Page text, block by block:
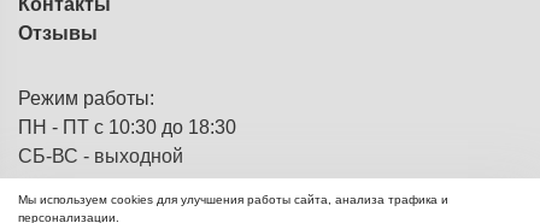
Контакты
Отзывы
Режим работы:
ПН - ПТ с 10:30 до 18:30
СБ-ВС - выходной
Мы используем cookies для улучшения работы сайта, анализа трафика и
персонализации.